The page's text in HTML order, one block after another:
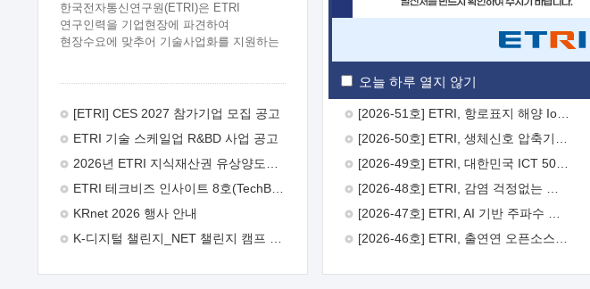
오늘 하루 열지 않기
한국전자통신연구원(ETRI)은 ETRI
연구인력을 기업현장에 파견하여
현장수요에 맞추어 기술사업화를 지원하는
주시기 바랍니다. 2026년 8월
추진목적: ETRI 인력을 기업현장에 파견.
기술지원을 실시함으로써 ETRI 개발기술의
극대화하고, 지원기업을 강견기업으로
육성하고자 함.  신청자격: ETRI
ETRI 창업/연구소기업, 기술이전/출자기업
[ETRI] CES 2027 참가기업 모집 공고
ETRI 기술 스케일업 R&BD 사업 공고
ETRI 테크비즈 인사이트 8호(TechBiz Insight Vol.8) 발간
KRnet 2026 행사 안내
[2026-52호] ETRI, ITU-T 자율주행차 국제표준화 주도한다